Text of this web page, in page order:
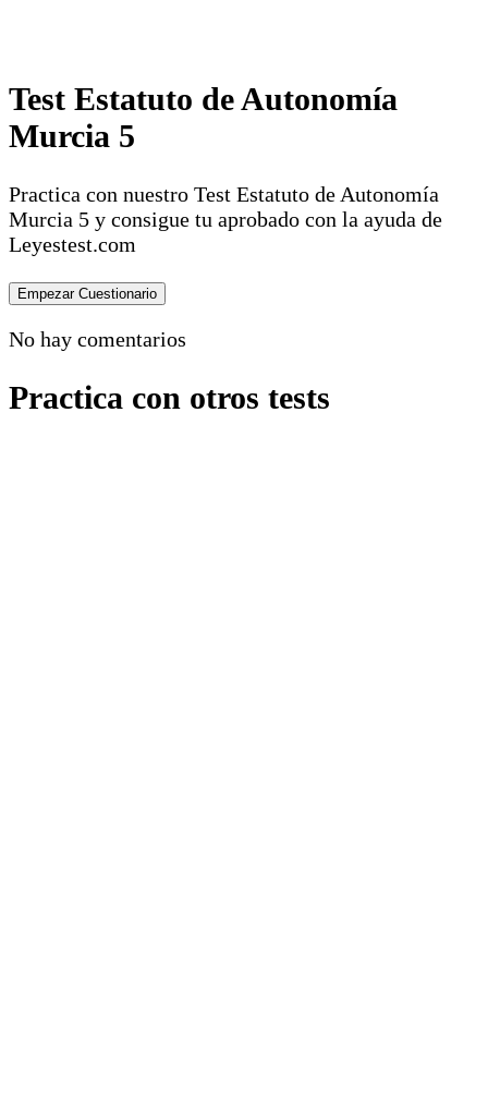
Test Estatuto de Autonomía
Murcia 5
Practica con nuestro Test Estatuto de Autonomía
Murcia 5 y consigue tu aprobado con la ayuda de
Leyestest.com
No hay comentarios
Practica con otros tests